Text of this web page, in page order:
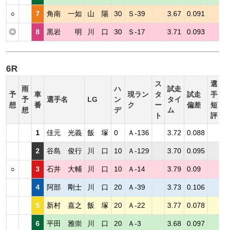
○ 7 角南 一如 山 陽 30 Ｓ-39 3.67 0.091
◎ 8 黒岩 明 川 口 30 Ｓ-17 3.71 0.093
6R
予
想
雨
予
想
車
番
選手名 LG
ハ
ン
デ
現ラン
ク
ス
タ
ー
ト
試走
タイ
ム
試走
偏差
選
手
短
評
1 佳元 光義 飯 塚 0 Ａ-136 3.72 0.088
2 谷島 俊行 川 口 10 Ａ-129 3.70 0.095
○ 3 石井 大輔 川 口 10 Ａ-14 3.79 0.09
4 阿部 剛士 川 口 20 Ａ-39 3.73 0.106
5 新村 嘉之 飯 塚 20 Ａ-22 3.77 0.078
6 平田 雅崇 川 口 20 Ａ-3 3.68 0.097